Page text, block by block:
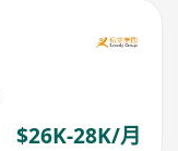
$26K-28K/月